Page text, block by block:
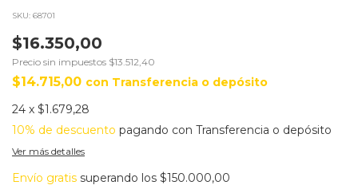
SKU: 68701
$16.350,00
Precio sin impuestos $13.512,40
$14.715,00 con Transferencia o depósito
24 x $1.679,28
10% de descuento pagando con Transferencia o depósito
Ver más detalles
Envío gratis superando los $150.000,00